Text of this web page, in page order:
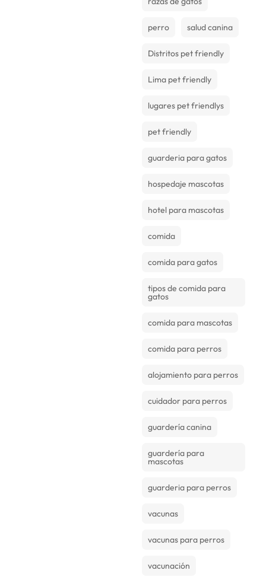
perro salud canina
Distritos pet friendly
Lima pet friendly
lugares pet friendlys
pet friendly
guarderia para gatos
hospedaje mascotas
hotel para mascotas
comida
comida para gatos
tipos de comida para
gatos
comida para mascotas
comida para perros
alojamiento para perros
cuidador para perros
guardería canina
guardería para
mascotas
guarderia para perros
vacunas
vacunas para perros
vacunación